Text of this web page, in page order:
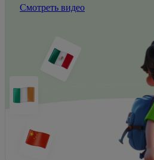
Смотреть видео